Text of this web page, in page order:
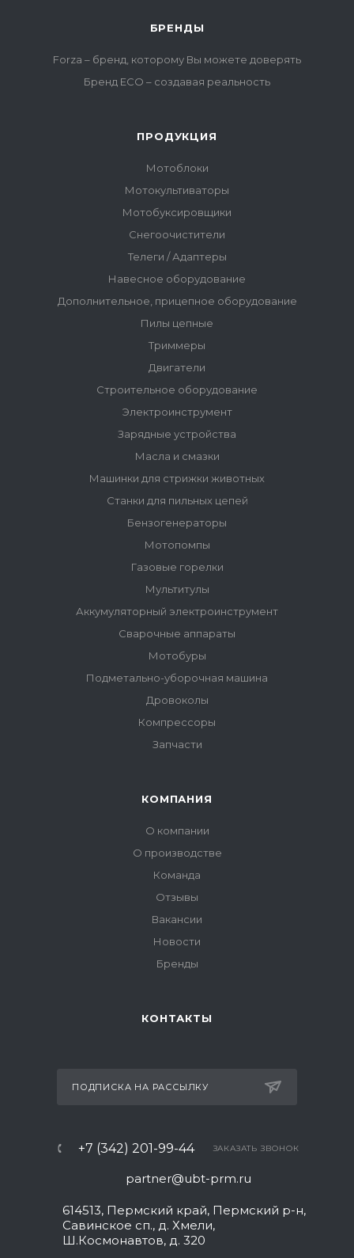
БРЕНДЫ
Forza – бренд, которому Вы можете доверять
Бренд ECO – создавая реальность
ПРОДУКЦИЯ
Мотоблоки
Мотокультиваторы
Мотобуксировщики
Снегоочистители
Телеги / Адаптеры
Навесное оборудование
Дополнительное, прицепное оборудование
Пилы цепные
Триммеры
Двигатели
Строительное оборудование
Электроинструмент
Зарядные устройства
Масла и смазки
Машинки для стрижки животных
Станки для пильных цепей
Бензогенераторы
Мотопомпы
Газовые горелки
Мультитулы
Аккумуляторный электроинструмент
Сварочные аппараты
Мотобуры
Подметально-уборочная машина
Дровоколы
Компрессоры
Запчасти
КОМПАНИЯ
О компании
О производстве
Команда
Отзывы
Вакансии
Новости
Бренды
КОНТАКТЫ
ПОДПИСКА НА РАССЫЛКУ
+7 (342) 201-99-44 ЗАКАЗАТЬ ЗВОНОК
partner@ubt-prm.ru
614513, Пермский край, Пермский р-н,
Савинское сп., д. Хмели,
Ш.Космонавтов, д. 320